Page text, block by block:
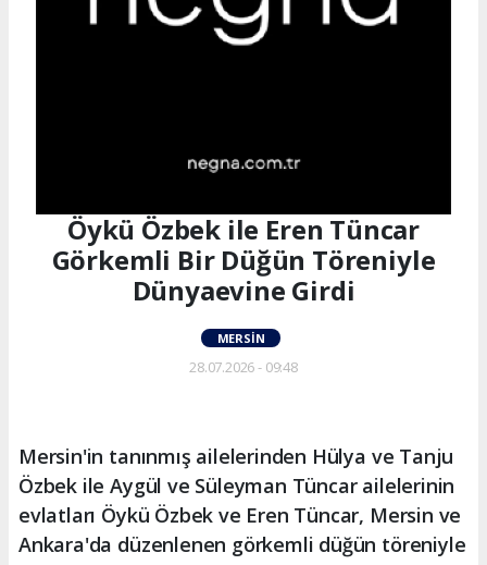
Öykü Özbek ile Eren Tüncar
Görkemli Bir Düğün Töreniyle
Dünyaevine Girdi
MERSIN
28.07.2026 - 09:48
Mersin'in tanınmış ailelerinden Hülya ve Tanju
Özbek ile Aygül ve Süleyman Tüncar ailelerinin
evlatları Öykü Özbek ve Eren Tüncar, Mersin ve
Ankara'da düzenlenen görkemli düğün töreniyle